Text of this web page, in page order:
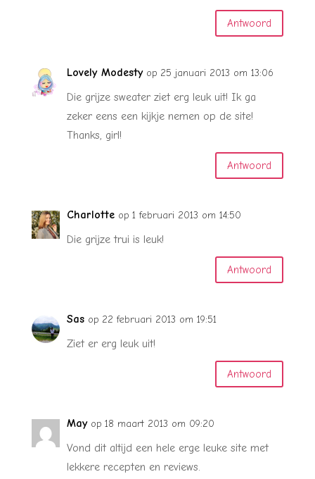
Antwoord
Lovely Modesty op 25 januari 2013 om 13:06
Die grijze sweater ziet erg leuk uit! Ik ga
zeker eens een kijkje nemen op de site!
Thanks, girl!
Antwoord
Charlotte op 1 februari 2013 om 14:50
Die grijze trui is leuk!
Antwoord
Sas op 22 februari 2013 om 19:51
Ziet er erg leuk uit!
Antwoord
May op 18 maart 2013 om 09:20
Vond dit altijd een hele erge leuke site met
lekkere recepten en reviews.